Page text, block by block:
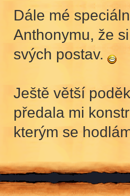
Dále mé
Anthonymu, že
svých postav.
Ještě větší
předala mi
kterým se